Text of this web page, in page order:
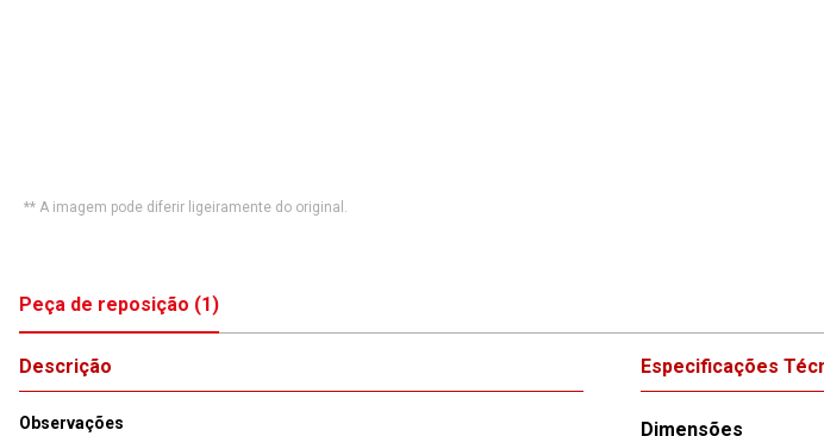
** A imagem pode diferir ligeiramente do original.
Peça de reposição (1)
Descrição
Observações
Especificações
Dimensões